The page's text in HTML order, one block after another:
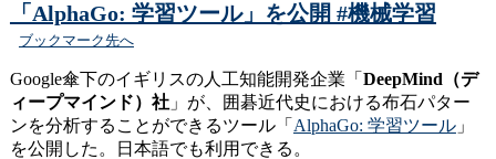
「AlphaGo: 学習ツール」を公開 #機械学習
ブックマーク先へ
Google傘下のイギリスの人工知能開発企業「 DeepMind（デ
ィープマインド）社」が、囲碁近代史における布石パター
ンを分析することができるツール「 AlphaGo: 学習ツール」
を公開した。日本語でも利用できる。